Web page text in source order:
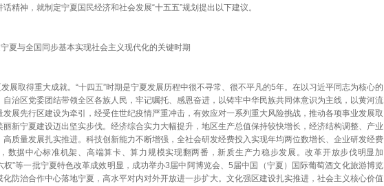
精神，就制定宁夏国民经济和社会发展“十五五”规划提出以下建议。
夏与全国同步基本实现社会主义现代化的关键时期
发展取得重大成就。“十四五”时期是宁夏发展历程中很不寻常、很不平凡的5年。在以习近平同志为核心的
自治区党委团结带领全区各族人民，牢记嘱托、感恩奋进，以铸牢中华民族共同体意识为主线，以黄河流
发展先行区建设为牵引，经受住世纪疫情严重冲击，有效应对一系列重大风险挑战，推动各项事业发展取
丽新宁夏建设迈出坚实步伐。经济综合实力大幅提升，地区生产总值保持较快增长，经济结构调整、产业
高质量发展扎实推进。科技创新能力不断增强，全社会研发经费投入实现年均两位数增长、企业研发经费
数据中心标准机架、高端算卡、算力规模实现翻两番，新质生产力稳步发展。改革开放步伐明显加
权”等一批宁夏特色改革成效明显，成功举办3届中阿博览会、5届中国（宁夏）国际葡萄酒文化旅游博览
防治合作中心落地宁夏，高水平对内对外开放进一步扩大。文化强区建设扎实推进，社会主义核心价值